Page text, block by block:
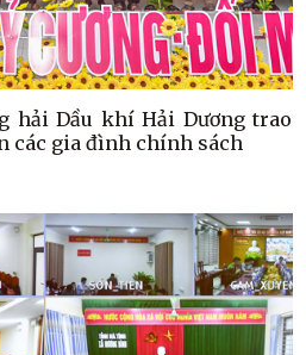
hải Dầu khí Hải Dương trao
các gia đình chính sách